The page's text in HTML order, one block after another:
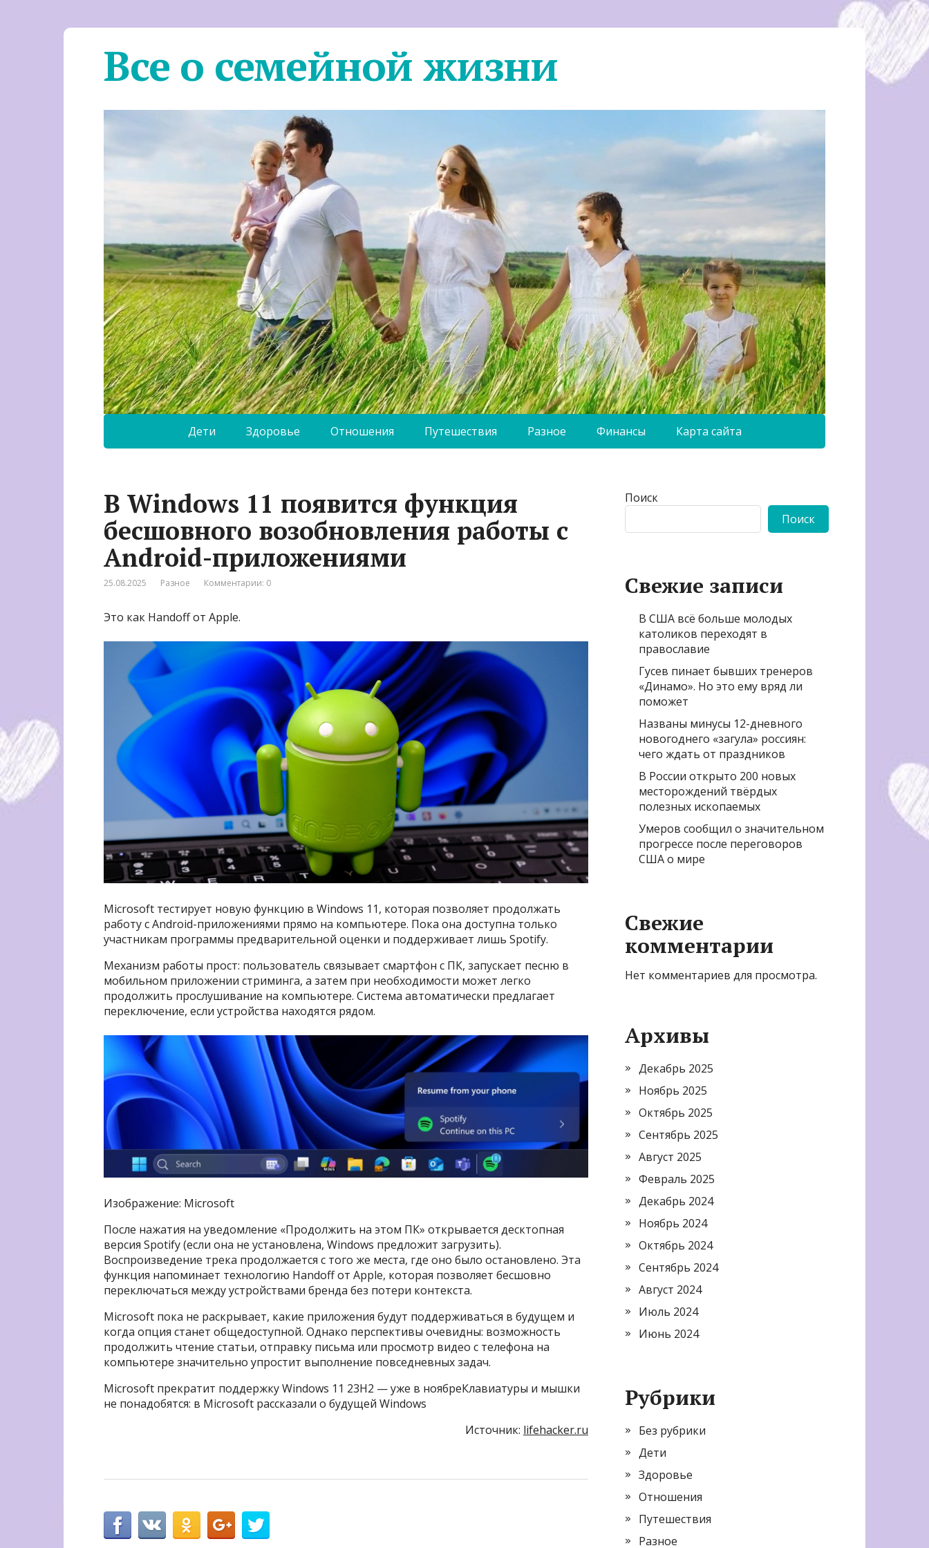
Все о семейной жизни
Дети Здоровье Отношения Путешествия Разное Финансы Карта сайта
В Windows 11 появится функция
бесшовного возобновления работы с
Android-приложениями
25.08.2025 Разное Комментарии: 0
Это как Handoff от Apple.
Microsoft тестирует новую функцию в Windows 11, которая позволяет продолжать
работу с Android-приложениями прямо на компьютере. Пока она доступна только
участникам программы предварительной оценки и поддерживает лишь Spotify.
Механизм работы прост: пользователь связывает смартфон с ПК, запускает песню в
мобильном приложении стриминга, а затем при необходимости может легко
продолжить прослушивание на компьютере. Система автоматически предлагает
переключение, если устройства находятся рядом.
Изображение: Microsoft
После нажатия на уведомление «Продолжить на этом ПК» открывается десктопная
версия Spotify (если она не установлена, Windows предложит загрузить).
Воспроизведение трека продолжается с того же места, где оно было остановлено. Эта
функция напоминает технологию Handoff от Apple, которая позволяет бесшовно
переключаться между устройствами бренда без потери контекста.
Microsoft пока не раскрывает, какие приложения будут поддерживаться в будущем и
когда опция станет общедоступной. Однако перспективы очевидны: возможность
продолжить чтение статьи, отправку письма или просмотр видео с телефона на
компьютере значительно упростит выполнение повседневных задач.
Microsoft прекратит поддержку Windows 11 23H2 — уже в ноябреКлавиатуры и мышки
не понадобятся: в Microsoft рассказали о будущей Windows
Источник: lifehacker.ru
Поиск
Поиск
Свежие записи
В США всё больше молодых
католиков переходят в
православие
Гусев пинает бывших тренеров
«Динамо». Но это ему вряд ли
поможет
Названы минусы 12-дневного
новогоднего «загула» россиян:
чего ждать от праздников
В России открыто 200 новых
месторождений твёрдых
полезных ископаемых
Умеров сообщил о значительном
прогрессе после переговоров
США о мире
Свежие
комментарии
Нет комментариев для просмотра.
Архивы
Декабрь 2025
Ноябрь 2025
Октябрь 2025
Сентябрь 2025
Август 2025
Февраль 2025
Декабрь 2024
Ноябрь 2024
Октябрь 2024
Сентябрь 2024
Август 2024
Июль 2024
Июнь 2024
Рубрики
Без рубрики
Дети
Здоровье
Отношения
Путешествия
Разное